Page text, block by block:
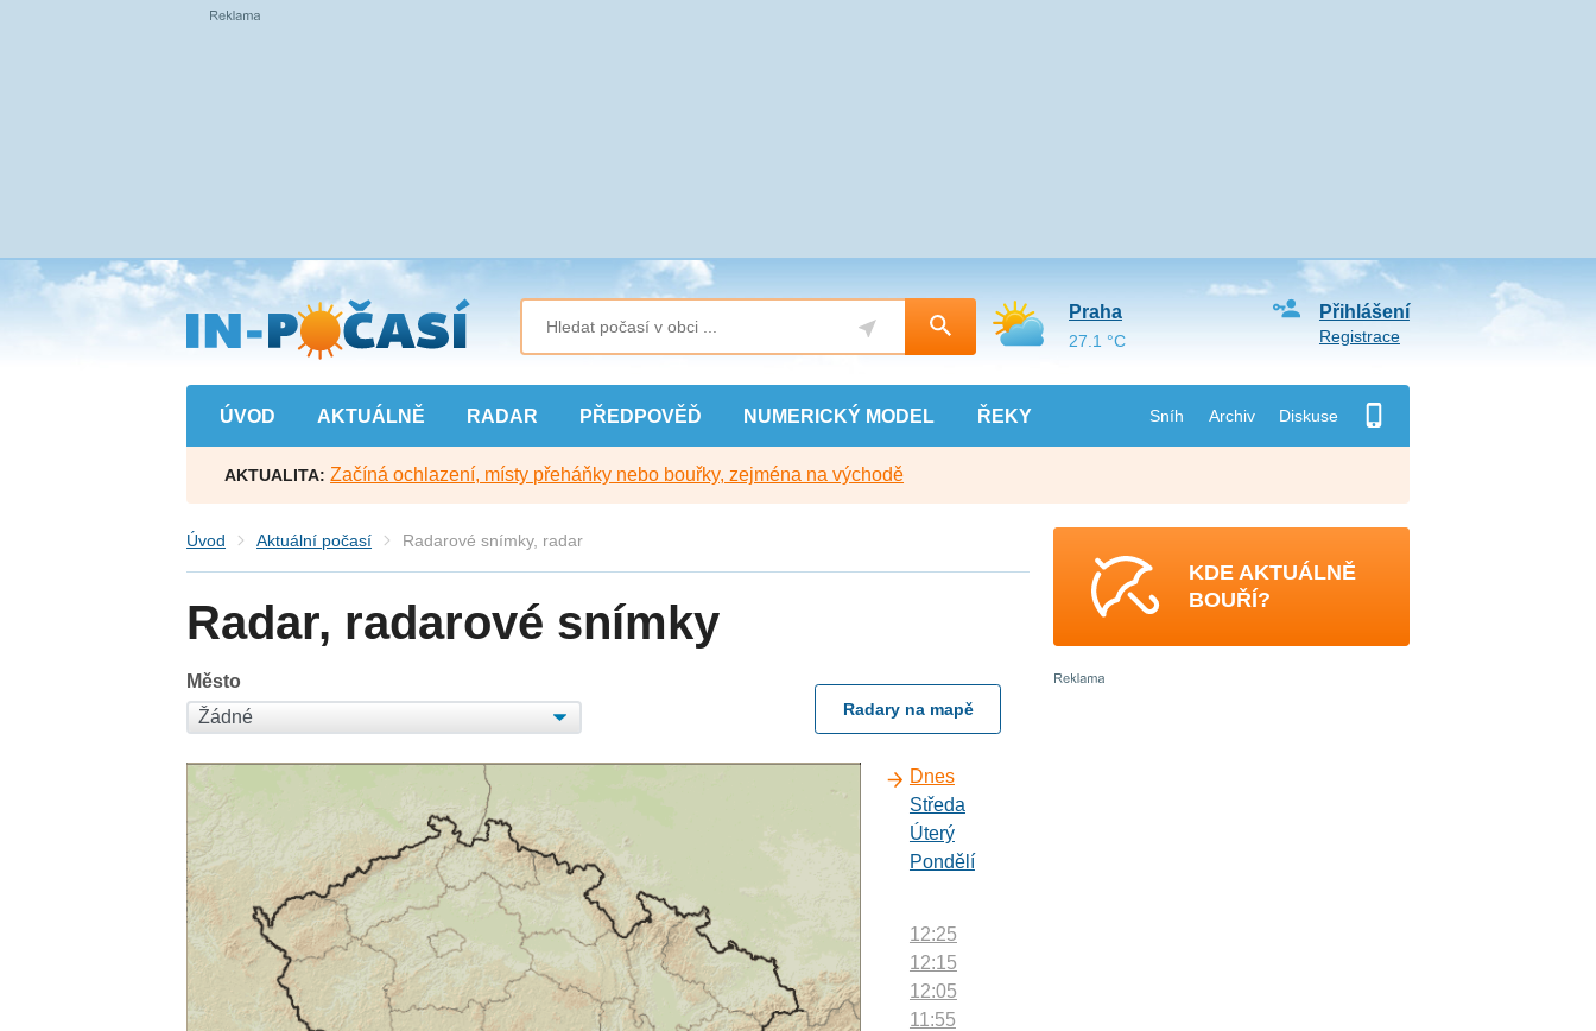
Přejít
na
hlavní
obsah
ÚVOD AKTUÁLNĚ RADAR PŘEDPOVĚĎ NUMERICKÝ MODEL ŘEKY Sníh Archiv Diskuse
Přihlášení
Registrace
Praha
27.1 °C
AKTUALITA: Začíná ochlazení, místy přeháňky nebo bouřky, zejména na východě
Úvod Aktuální počasí Radarové snímky, radar
Radar, radarové snímky
Město
Radary na mapě
Dnes
Středa
Úterý
Pondělí
12:25
12:15
12:05
11:55
KDE AKTUÁLNĚ
BOUŘÍ?